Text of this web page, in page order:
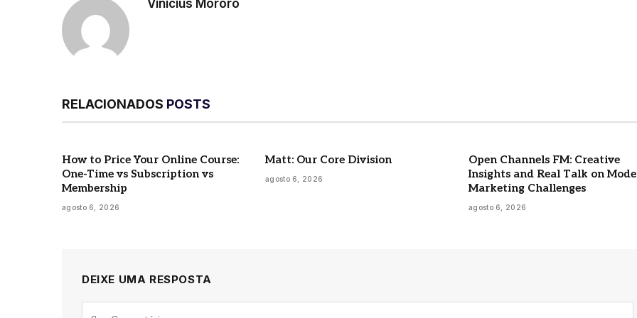
Vinicius Mororó
RELACIONADOS POSTS
How to Price Your Online Course:
One-Time vs Subscription vs
Membership
agosto 6, 2026
Matt: Our Core Division
agosto 6, 2026
Open Channels FM: Creative
Insights and Real Talk on
Marketing Challenges
agosto 6, 2026
DEIXE UMA RESPOSTA